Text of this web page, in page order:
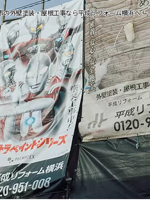
の外壁塗装・屋根工事なら平成リフォーム横浜へ